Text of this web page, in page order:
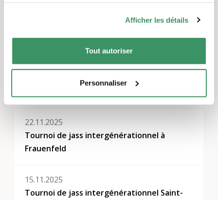
Afficher les détails
Tout autoriser
Personnaliser
Autres événements
22.11.2025
Tournoi de jass intergénérationnel à
Frauenfeld
15.11.2025
Tournoi de jass intergénérationnel Saint-